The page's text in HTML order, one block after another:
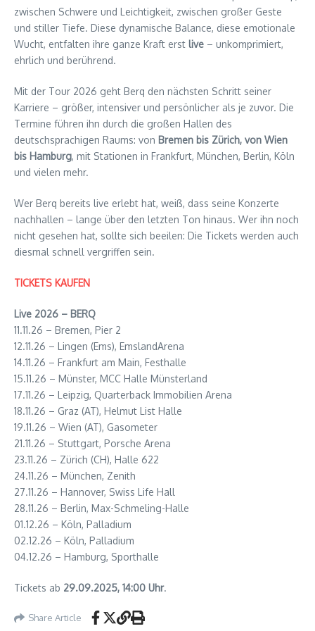
zwischen Schwere und Leichtigkeit, zwischen großer Geste
und stiller Tiefe. Diese dynamische Balance, diese emotionale
Wucht, entfalten ihre ganze Kraft erst live – unkomprimiert,
ehrlich und berührend.
Mit der Tour 2026 geht Berq den nächsten Schritt seiner
Karriere – größer, intensiver und persönlicher als je zuvor. Die
Termine führen ihn durch die großen Hallen des
deutschsprachigen Raums: von Bremen bis Zürich, von Wien
bis Hamburg, mit Stationen in Frankfurt, München, Berlin, Köln
und vielen mehr.
Wer Berq bereits live erlebt hat, weiß, dass seine Konzerte
nachhallen – lange über den letzten Ton hinaus. Wer ihn noch
nicht gesehen hat, sollte sich beeilen: Die Tickets werden auch
diesmal schnell vergriffen sein.
TICKETS KAUFEN
Live 2026 – BERQ
11.11.26 – Bremen, Pier 2
12.11.26 – Lingen (Ems), EmslandArena
14.11.26 – Frankfurt am Main, Festhalle
15.11.26 – Münster, MCC Halle Münsterland
17.11.26 – Leipzig, Quarterback Immobilien Arena
18.11.26 – Graz (AT), Helmut List Halle
19.11.26 – Wien (AT), Gasometer
21.11.26 – Stuttgart, Porsche Arena
23.11.26 – Zürich (CH), Halle 622
24.11.26 – München, Zenith
27.11.26 – Hannover, Swiss Life Hall
28.11.26 – Berlin, Max-Schmeling-Halle
01.12.26 – Köln, Palladium
02.12.26 – Köln, Palladium
04.12.26 – Hamburg, Sporthalle
Tickets ab 29.09.2025, 14:00 Uhr.
Share Article